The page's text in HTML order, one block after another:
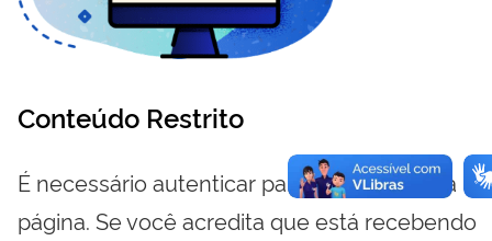
Conteúdo Restrito
É necessário autenticar para visualizar essa
página. Se você acredita que está recebendo